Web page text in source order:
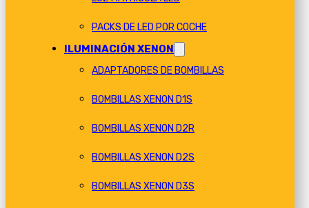
PACKS DE LED POR COCHE
ILUMINACIÓN XENON
ADAPTADORES DE BOMBILLAS
BOMBILLAS XENON D1S
BOMBILLAS XENON D2R
BOMBILLAS XENON D2S
BOMBILLAS XENON D3S